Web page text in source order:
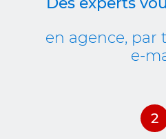
en agence, par
e-